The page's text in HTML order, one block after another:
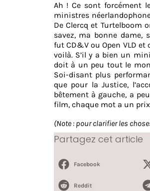
Partagez cet article
Ah ! Ce sont forcément
ministres
De Clercq et Turtelboom
savez, ma bonne dame,
fut CD&V ou Open VLD
voilà. S’il y a bien un
doit à un peu tout le
Soi-disant plus
que pour la Justice,
bêtement à gauche, a
film, chaque mot a un
(Note : pour clarifier les
Facebook
Reddit